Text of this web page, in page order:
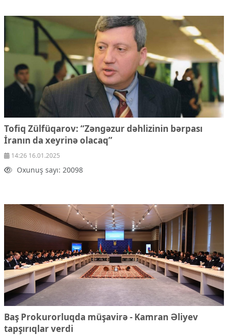
Məhkəmə və hüquq
Ekologiya
Zəfər - 5
Gənclər və İdman
Media və QHT
Hadisə
Sağlamlıq
Sosium
Mənəvi dəyərlər
Texnologiya
Mətbuat-150
Əlaqə
Missiyamız
Tofiq Zülfüqarov: “Zəngəzur dəhlizinin bərpası
İranın da xeyrinə olacaq”
14:26 16.01.2025
Oxunuş sayı: 20098
Baş Prokurorluqda müşavirə - Kamran Əliyev
tapşırıqlar verdi